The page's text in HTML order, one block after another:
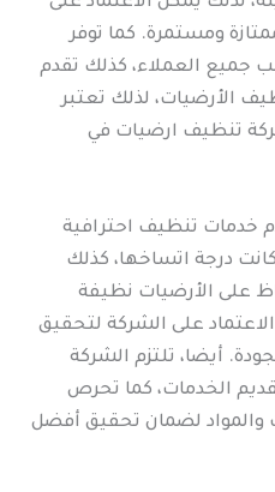
ومستمرة. كما توفر
جميع العملاء، كذلك تقدم
الأرضيات، لذلك تعتبر
تنظيف ارضيات في
خدمات تنظيف احترافية
درجة اتساخها، كذلك
على الأرضيات نظيفة
على الشركة لتحقيق
أيضا، تلتزم الشركة
الخدمات، كما تحرص
لضمان تحقيق أفضل